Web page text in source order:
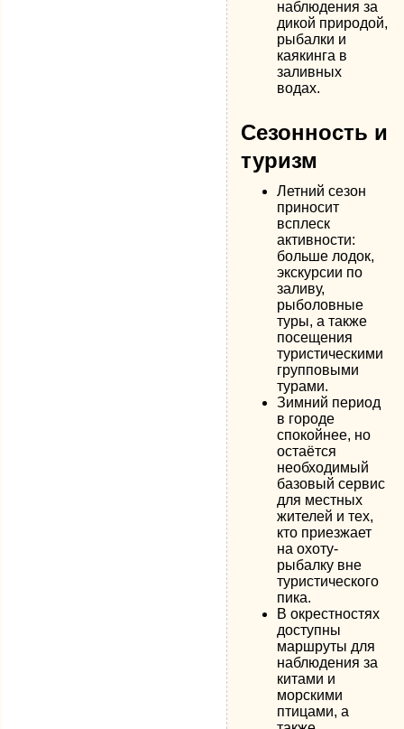
наблюдения за
дикой природой,
рыбалки и
каякинга в
заливных
водах.
Сезонность и
туризм
Летний сезон
приносит
всплеск
активности:
больше лодок,
экскурсии по
заливу,
рыболовные
туры, а также
посещения
туристическими
групповыми
турами.
Зимний период
в городе
спокойнее, но
остаётся
необходимый
базовый сервис
для местных
жителей и тех,
кто приезжает
на охоту-
рыбалку вне
туристического
пика.
В окрестностях
доступны
маршруты для
наблюдения за
китами и
морскими
птицами, а